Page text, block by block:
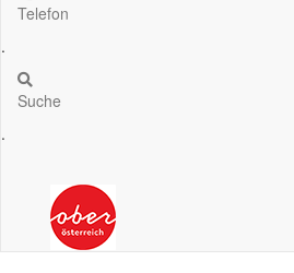
Telefon
.
Suche
.